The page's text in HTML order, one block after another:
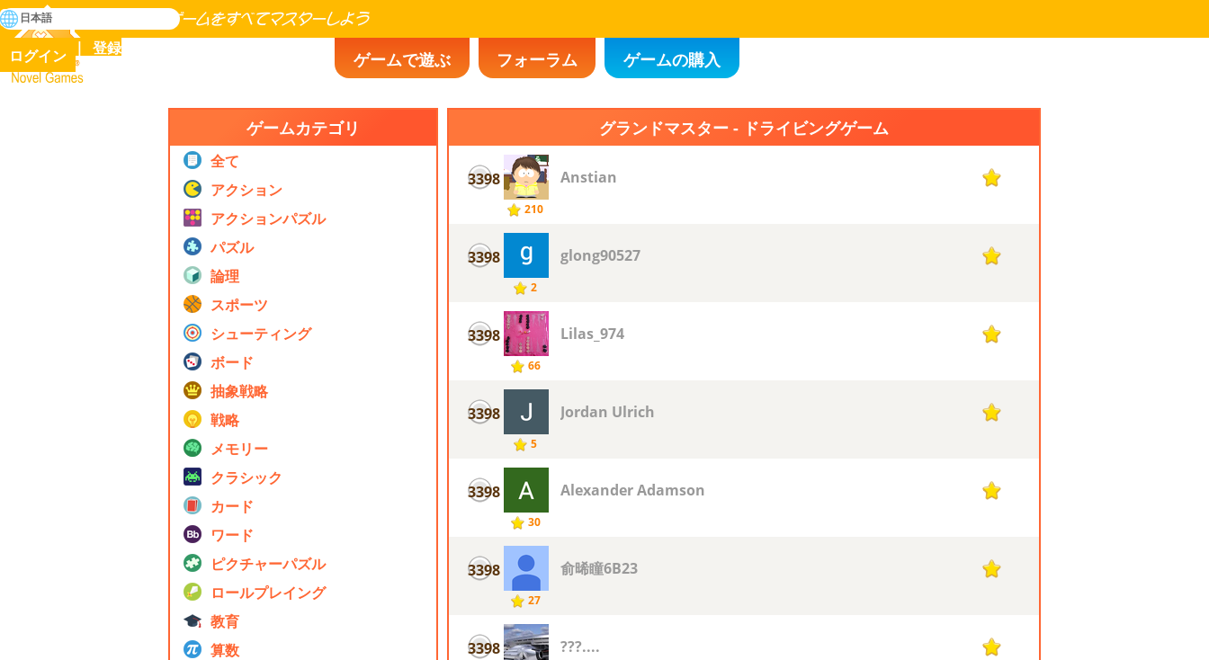
Novel Games
人類の歴史に存在するゲームをすべてマスターしよう
検
索
ゲームで遊ぶ フォーラム ゲームの購入
ログイン 登録
日本語
ゲームカテゴリ
全て
アクション
アクションパズル
パズル
論理
スポーツ
シューティング
ボード
抽象戦略
戦略
メモリー
クラシック
カード
ワード
ピクチャーパズル
ロールプレイング
教育
算数
グランドマスター - ドライビングゲーム
3398
210
Anstian 1
3398
2
glong90527 1
3398
66
Lilas_974 1
3398
5
Jordan Ulrich 1
3398
30
Alexander Adamson 1
3398
27
俞晞瞳6B23 1
3398 ???.... 1